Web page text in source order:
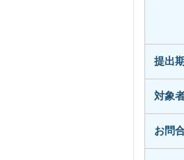
提出
対象
お問